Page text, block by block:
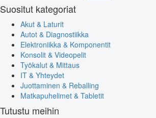
Suositut kategoriat
Akut & Laturit
Autot & Diagnostiikka
Elektroniikka & Komponentit
Konsolit & Videopelit
Työkalut & Mittaus
IT & Yhteydet
Juottaminen & Reballing
Matkapuhelimet & Tabletit
Tutustu meihin